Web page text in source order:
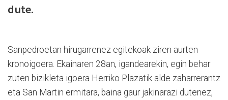
dute.
Sanpedroetan hirugarrenez egitekoak ziren aurten
kronoigoera. Ekainaren 28an, igandearekin, egin behar
zuten bizikleta igoera Herriko Plazatik alde zaharrerantz
eta San Martin ermitara, baina gaur jakinarazi dutenez,